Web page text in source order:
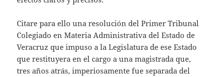
Citare para ello una resolución del Primer Tribunal
Colegiado en Materia Administrativa del Estado de
Veracruz que impuso a la Legislatura de ese Estado
que restituyera en el cargo a una magistrada que,
tres años atrás, imperiosamente fue separada del